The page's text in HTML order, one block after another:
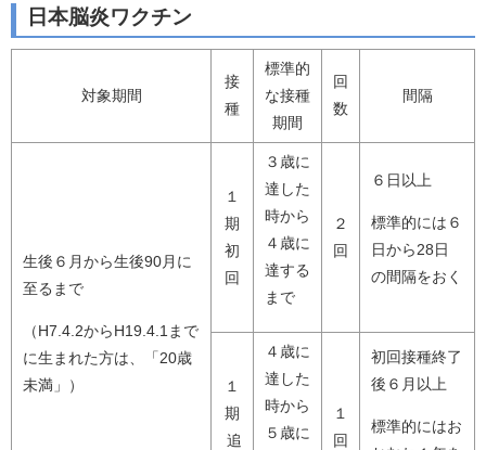
日本脳炎ワクチン
対象期間
接
種
標準的
な接種
期間
回
数
間隔
生後６月から生後90月に
至るまで
（H7.4.2からH19.4.1まで
に生まれた方は、「20歳
未満」）
１
期
初
回
３歳に
達した
時から
４歳に
達する
まで
２
回
６日以上
標準的には６
日から28日
の間隔をおく
１
期
追
４歳に
達した
時から
５歳に
１
回
初回接種終了
後６月以上
標準的にはお